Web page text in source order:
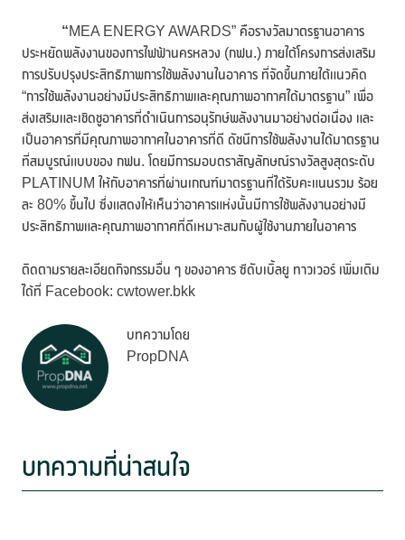
“MEA ENERGY AWARDS” คือรางวัลมาตรฐานอาคาร
ประหยัดพลังงานของการไฟฟ้านครหลวง (กฟน.) ภายใต้โครงการส่งเสริม
การปรับปรุงประสิทธิภาพการใช้พลังงานในอาคาร ที่จัดขึ้นภายใต้แนวคิด
“การใช้พลังงานอย่างมีประสิทธิภาพและคุณภาพอากาศได้มาตรฐาน” เพื่อ
ส่งเสริมและเชิดชูอาคารที่ดำเนินการอนุรักษ์พลังงานมาอย่างต่อเนื่อง และ
เป็นอาคารที่มีคุณภาพอากาศในอาคารที่ดี ดัชนีการใช้พลังงานได้มาตรฐาน
ที่สมบูรณ์แบบของ กฟน. โดยมีการมอบตราสัญลักษณ์รางวัลสูงสุดระดับ
PLATINUM ให้กับอาคารที่ผ่านเกณฑ์มาตรฐานที่ได้รับคะแนนรวม ร้อย
ละ 80% ขึ้นไป ซึ่งแสดงให้เห็นว่าอาคารแห่งนั้นมีการใช้พลังงานอย่างมี
ประสิทธิภาพและคุณภาพอากาศที่ดีเหมาะสมกับผู้ใช้งานภายในอาคาร
ติดตามรายละเอียดกิจกรรมอื่น ๆ ของอาคาร ซีดับเบิ้ลยู ทาวเวอร์ เพิ่มเติม
ได้ที่ Facebook: cwtower.bkk
บทความโดย
PropDNA
บทความที่น่าสนใจ